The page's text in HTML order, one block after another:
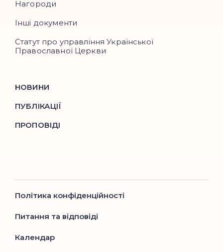
Нагороди
Інші документи
Статут про управління Української
Православної Церкви
НОВИНИ
ПУБЛІКАЦІЇ
ПРОПОВІДІ
Політика конфіденційності
Питання та відповіді
Календар